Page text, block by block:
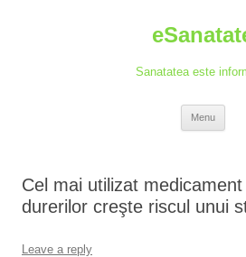
Sanatatea este
Menu
Cel mai utilizat
durerilor creşte riscul unui
Leave a reply